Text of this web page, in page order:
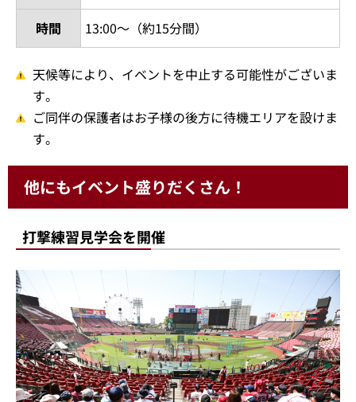
時間
13:00～（約15分間）
天候等により、イベントを中止する可能性がございま
す。
ご同伴の保護者はお子様の後方に待機エリアを設けま
す。
他にもイベント盛りだくさん！
打撃練習見学会を開催